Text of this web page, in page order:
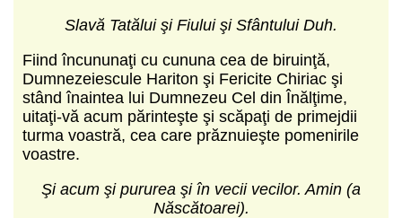
Slavă Tatălui şi Fiului şi Sfântului Duh.
Fiind încununaţi cu cununa cea de biruinţă,
Dumnezeiescule Hariton şi Fericite Chiriac şi
stând înaintea lui Dumnezeu Cel din Înălţime,
uitaţi-vă acum părinteşte şi scăpaţi de primejdii
turma voastră, cea care prăznuieşte pomenirile
voastre.
Şi acum şi pururea şi în vecii vecilor. Amin (a
Născătoarei).